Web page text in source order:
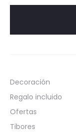
Decoración
Regalo incluido
Ofertas
Tibores